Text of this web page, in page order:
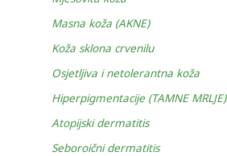
Masna koža (AKNE)
Koža sklona crvenilu
Osjetljiva i netolerantna koža
Hiperpigmentacije (TAMNE MRLJE)
Atopijski dermatitis
Seboroični dermatitis